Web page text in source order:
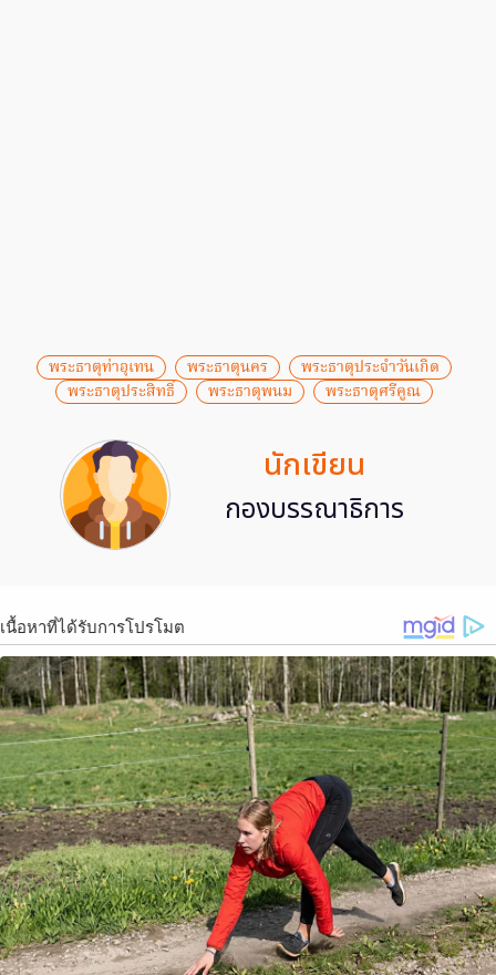
พระธาตุท่าอุเทน พระธาตุนคร
พระธาตุประจำวันเกิด
พระธาตุประสิทธิ์
พระธาตุพนม พระธาตุศรีคูณ
นักเขียน
กองบรรณาธิการ
เนื้อหาที่ได้รับการโปรโมต